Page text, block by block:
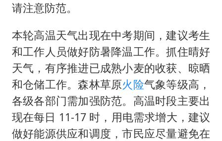
商场现钱学森巨幅海报 负责人回应
老挝国会主席赛宋蓬逝世
乐享全民健身 共筑健康中国
请注意防范。
本轮高温天气出现在中考期间，建议考生
和工作人员做好防暑降温工作。抓住晴好
天气，有序推进已成熟小麦的收获、晾晒
和仓储工作。森林草原火险气象等级高，
各级各部门需加强防范。高温时段主要出
现在每日 11-17 时，用电需求增大，建议
做好能源供应和调度，市民应尽量避免在